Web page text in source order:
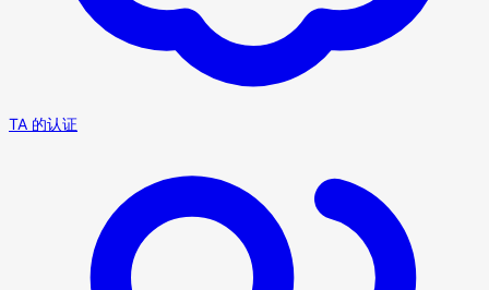
TA 的认证